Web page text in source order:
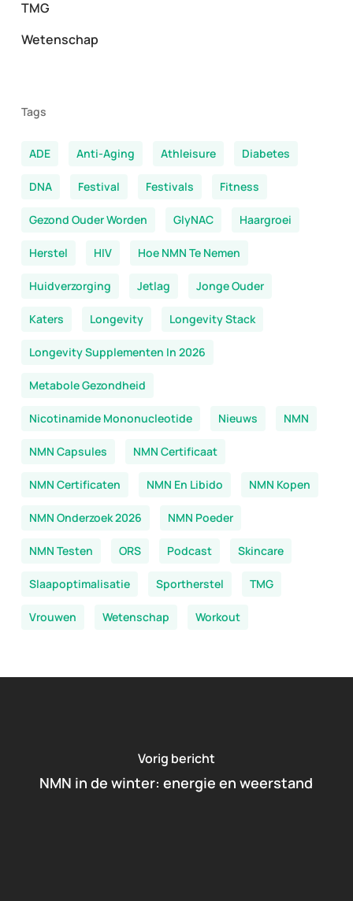
TMG
Wetenschap
Tags
ADE Anti-Aging Athleisure Diabetes
DNA Festival Festivals Fitness
Gezond Ouder Worden GlyNAC Haargroei
Herstel HIV Hoe NMN Te Nemen
Huidverzorging Jetlag Jonge Ouder
Katers Longevity Longevity Stack
Longevity Supplementen In 2026
Metabole Gezondheid
Nicotinamide Mononucleotide Nieuws NMN
NMN Capsules NMN Certificaat
NMN Certificaten NMN En Libido NMN Kopen
NMN Onderzoek 2026 NMN Poeder
NMN Testen ORS Podcast Skincare
Slaapoptimalisatie Sportherstel TMG
Vrouwen Wetenschap Workout
Vorig bericht
NMN in de winter: energie en weerstand